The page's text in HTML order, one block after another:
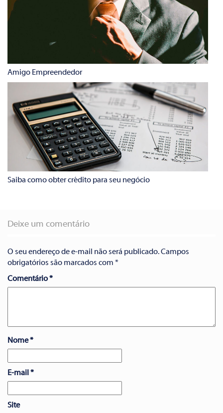
Amigo Empreendedor
Saiba como obter crédito para seu negócio
Deixe um comentário
O seu endereço de e-mail não será publicado.Campos
obrigatórios são marcados com *
Comentário*
Nome*
E-mail *
Site